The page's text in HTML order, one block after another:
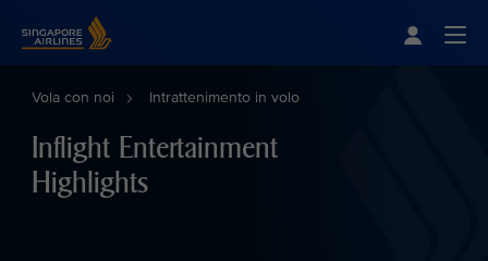
Vola con noi Intrattenimento in volo
Inflight Entertainment
Highlights